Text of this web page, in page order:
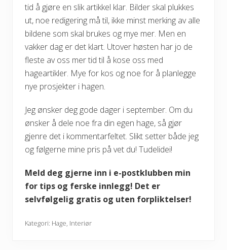
tid å gjøre en slik artikkel klar. Bilder skal plukkes
ut, noe redigering må til, ikke minst merking av alle
bildene som skal brukes og mye mer. Men en
vakker dag er det klart. Utover høsten har jo de
fleste av oss mer tid til å kose oss med
hageartikler. Mye for kos og noe for å planlegge
nye prosjekter i hagen.
Jeg ønsker deg gode dager i september. Om du
ønsker å dele noe fra din egen hage, så gjør
gjenre det i kommentarfeltet. Slikt setter både jeg
og følgerne mine pris på vet du! Tudelidei!
Meld deg gjerne inn i e-postklubben min
for tips og ferske innlegg! Det er
selvfølgelig gratis og uten forpliktelser!
Kategori: Hage, Interiør